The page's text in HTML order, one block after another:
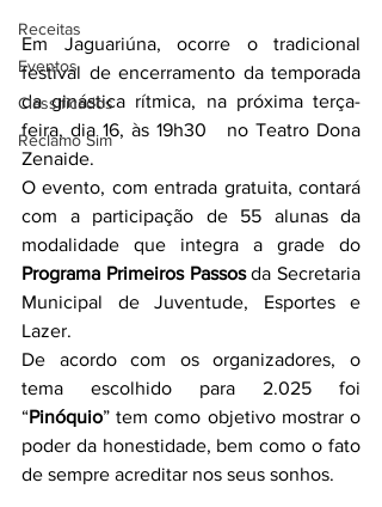
Receitas
Eventos
Classificados
Reclamo Sim
Em Jaguariúna, ocorre o tradicional
festival de encerramento da temporada
da ginástica rítmica, na próxima terça-
feira, dia 16, às 19h30   no Teatro Dona
Zenaide.
O evento, com entrada gratuita, contará
com a participação de 55 alunas da
Programa Primeiros Passos da Secretaria
Municipal de Juventude, Esportes e
Lazer.
De acordo com os organizadores, o
tema escolhido para 2.025 foi
“Pinóquio” tem como objetivo mostrar o
poder da honestidade, bem como o fato
de sempre acreditar nos seus sonhos.